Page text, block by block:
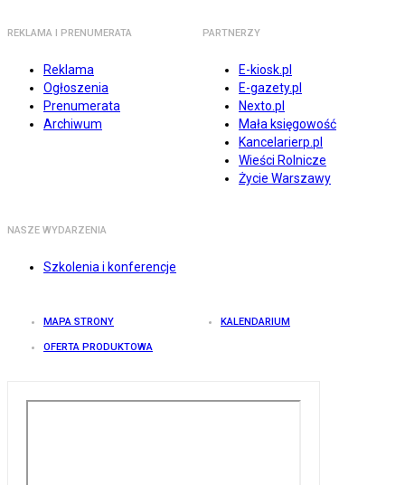
REKLAMA I PRENUMERATA
Reklama
Ogłoszenia
Prenumerata
Archiwum
PARTNERZY
E-kiosk.pl
E-gazety.pl
Nexto.pl
Mała księgowość
Kancelarierp.pl
Wieści Rolnicze
Życie Warszawy
NASZE WYDARZENIA
Szkolenia i konferencje
MAPA STRONY KALENDARIUM
OFERTA PRODUKTOWA